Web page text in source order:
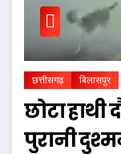
छत्तीसगढ़ बिलासपुर
छोटा हाथी
पुरानी